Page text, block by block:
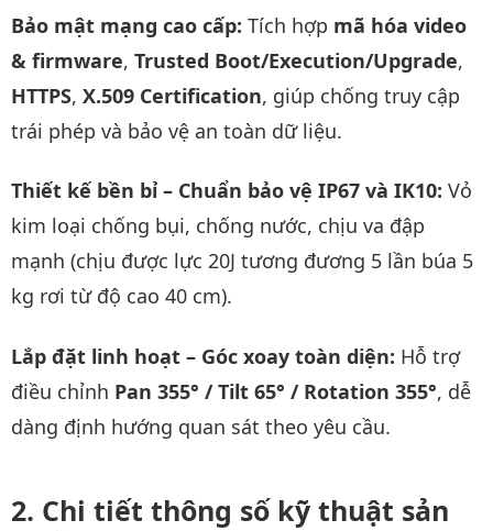
Bảo mật mạng cao cấp: Tích hợp mã hóa video
& firmware, Trusted Boot/Execution/Upgrade,
HTTPS, X.509 Certification, giúp chống truy cập
trái phép và bảo vệ an toàn dữ liệu.
Thiết kế bền bỉ – Chuẩn bảo vệ IP67 và IK10: Vỏ
kim loại chống bụi, chống nước, chịu va đập
mạnh (chịu được lực 20J tương đương 5 lần búa 5
kg rơi từ độ cao 40 cm).
Lắp đặt linh hoạt – Góc xoay toàn diện: Hỗ trợ
điều chỉnh Pan 355° / Tilt 65° / Rotation 355°, dễ
dàng định hướng quan sát theo yêu cầu.
Chi tiết thông số kỹ thuật sản